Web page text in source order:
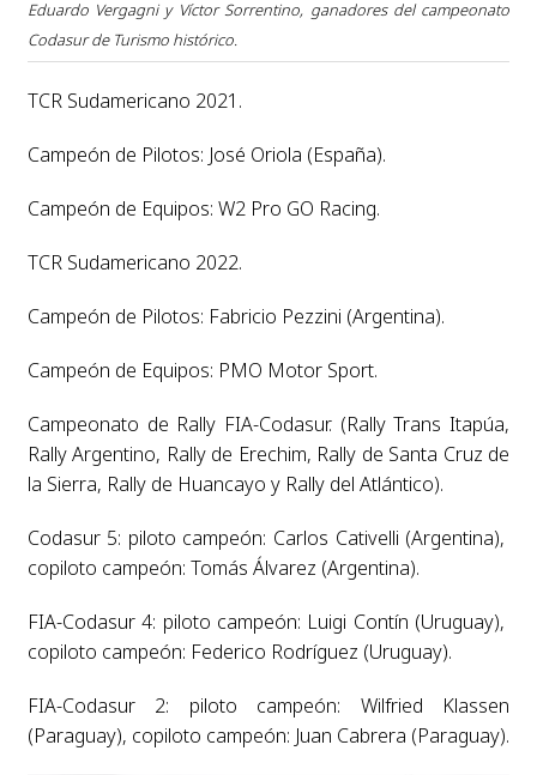
Eduardo Vergagni y Víctor Sorrentino, ganadores del campeonato
Codasur de Turismo histórico.
TCR Sudamericano 2021.
Campeón de Pilotos: José Oriola (España).
Campeón de Equipos: W2 Pro GO Racing.
TCR Sudamericano 2022.
Campeón de Pilotos: Fabricio Pezzini (Argentina).
Campeón de Equipos: PMO Motor Sport.
Campeonato de Rally FIA-Codasur. (Rally Trans Itapúa,
Rally Argentino, Rally de Erechim, Rally de Santa Cruz de
la Sierra, Rally de Huancayo y Rally del Atlántico).
Codasur 5: piloto campeón: Carlos Cativelli (Argentina),
copiloto campeón: Tomás Álvarez (Argentina).
FIA-Codasur 4: piloto campeón: Luigi Contín (Uruguay),
copiloto campeón: Federico Rodríguez (Uruguay).
FIA-Codasur 2: piloto campeón: Wilfried Klassen
(Paraguay), copiloto campeón: Juan Cabrera (Paraguay).